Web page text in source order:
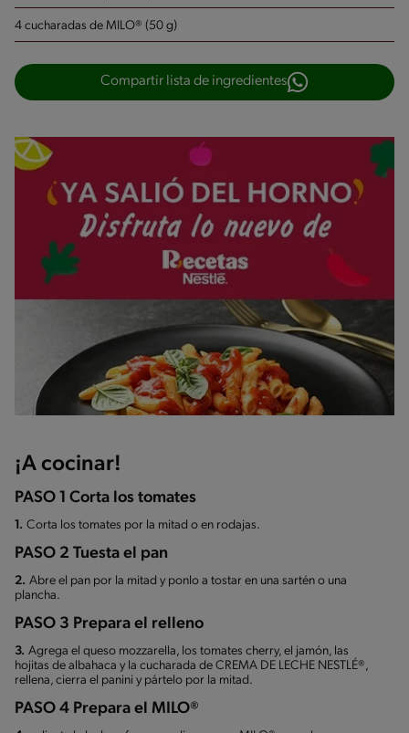
4 cucharadas de MILO® (50 g)
Compartir lista de ingredientes
¡A cocinar!
PASO 1 Corta los tomates
1. Corta los tomates por la mitad o en rodajas.
PASO 2 Tuesta el pan
2. Abre el pan por la mitad y ponlo a tostar en una sartén o una
plancha.
PASO 3 Prepara el relleno
3. Agrega el queso mozzarella, los tomates cherry, el jamón, las
hojitas de albahaca y la cucharada de CREMA DE LECHE NESTLÉ®,
rellena, cierra el panini y pártelo por la mitad.
PASO 4 Prepara el MILO®